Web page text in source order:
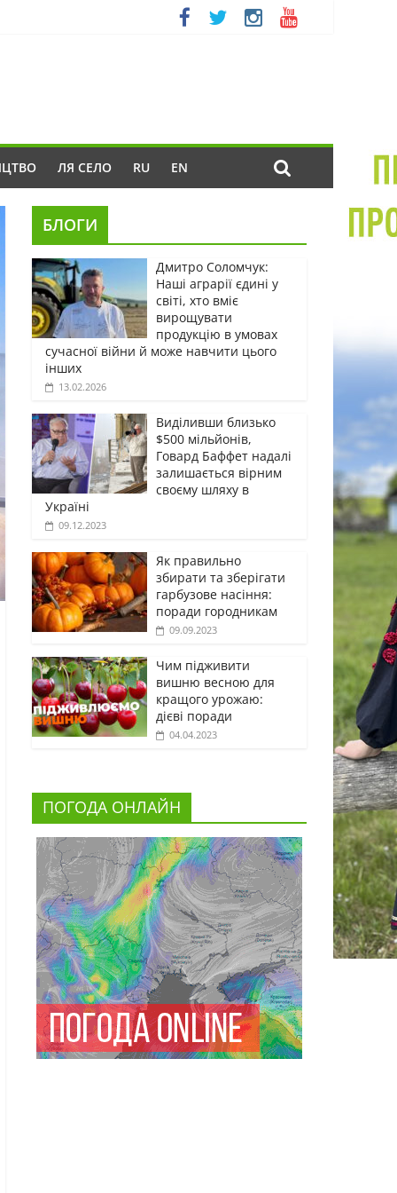
ЛЯ СЕЛО RU EN
БЛОГИ
Дмитро Соломчук:
Наші аграрії єдині у
світі, хто вміє
вирощувати
продукцію в умовах
сучасної війни й може навчити цього
інших
13.02.2026
Виділивши близько
$500 мільйонів,
Говард Баффет надалі
залишається вірним
своєму шляху в
Україні
09.12.2023
Як правильно
збирати та зберігати
гарбузове насіння:
поради городникам
09.09.2023
Чим підживити
вишню весною для
кращого урожаю:
дієві поради
04.04.2023
ПОГОДА ОНЛАЙН